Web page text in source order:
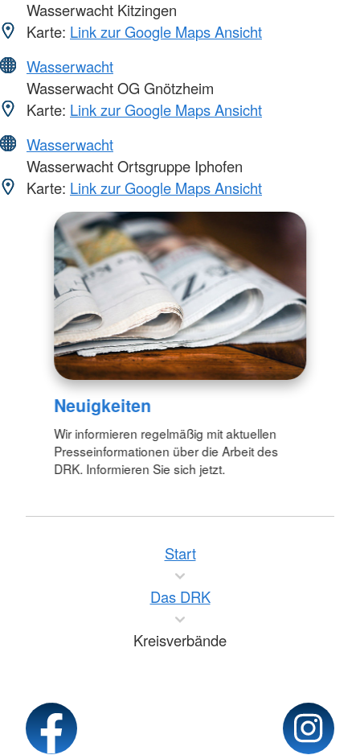
Wasserwacht Kitzingen
Karte: Link zur Google Maps Ansicht
Wasserwacht
Wasserwacht OG Gnötzheim
Karte: Link zur Google Maps Ansicht
Wasserwacht
Wasserwacht Ortsgruppe Iphofen
Karte: Link zur Google Maps Ansicht
Neuigkeiten
Wir informieren regelmäßig mit aktuellen
Presseinformationen über die Arbeit des
DRK. Informieren Sie sich jetzt.
Start
Das DRK
Kreisverbände